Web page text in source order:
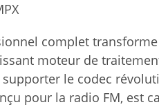
complet
moteur de
le codec
pour la radio FM, est